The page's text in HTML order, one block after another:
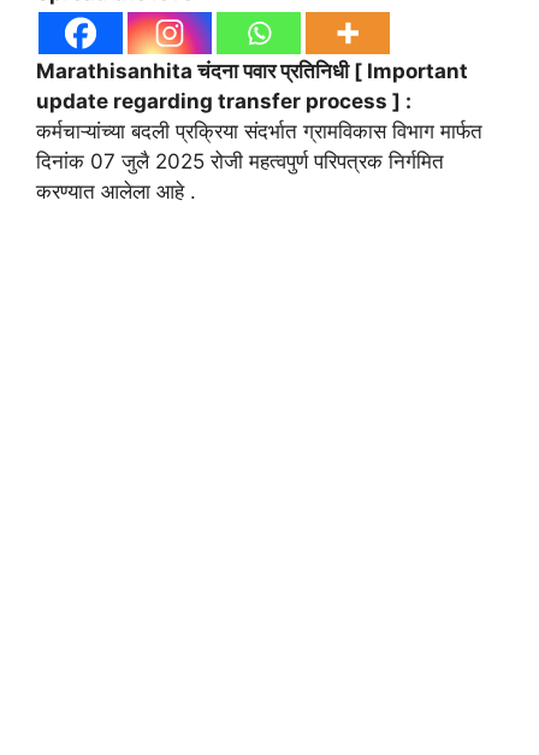
Marathisanhita चंदना पवार प्रतिनिधी [ Important
update regarding transfer process ] :
कर्मचाऱ्यांच्या बदली प्रक्रिया संदर्भात ग्रामविकास विभाग मार्फत
दिनांक 07 जुलै 2025 रोजी महत्वपुर्ण परिपत्रक निर्गमित
करण्यात आलेला आहे .